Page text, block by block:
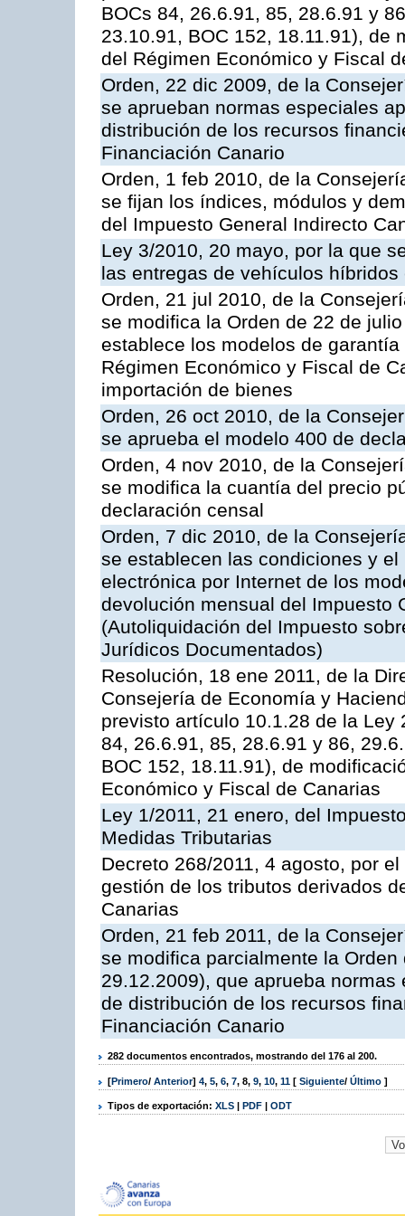
BOCs 84, 26.6.91, 85, 28.6.91 y
23.10.91, BOC 152, 18.11.91), de
del Régimen Económico y Fiscal
Orden, 22 dic 2009, de la
se aprueban normas especiales
distribución de los recursos
Financiación Canario
Orden, 1 feb 2010, de la
se fijan los índices, módulos y
del Impuesto General Indirecto
Ley 3/2010, 20 mayo, por la que
las entregas de vehículos
Orden, 21 jul 2010, de la
se modifica la Orden de 22 de
establece los modelos de
Régimen Económico y Fiscal de
importación de bienes
Orden, 26 oct 2010, de la
se aprueba el modelo 400 de
Orden, 4 nov 2010, de la
se modifica la cuantía del precio
declaración censal
Orden, 7 dic 2010, de la
se establecen las condiciones y
electrónica por Internet de los
devolución mensual del Impuesto
(Autoliquidación del Impuesto
Jurídicos Documentados)
Resolución, 18 ene 2011, de la
Consejería de Economía y
previsto artículo 10.1.28 de la Ley
84, 26.6.91, 85, 28.6.91 y 86,
BOC 152, 18.11.91), de
Económico y Fiscal de Canarias
Ley 1/2011, 21 enero, del
Medidas Tributarias
Decreto 268/2011, 4 agosto, por
gestión de los tributos derivados
Canarias
Orden, 21 feb 2011, de la
se modifica parcialmente la
29.12.2009), que aprueba
de distribución de los recursos
Financiación Canario
282 documentos encontrados, mostrando del 176 al 200.
[Primero/ Anterior] 4, 5, 6, 7, 8, 9, 10, 11 [ Siguiente/ Último ]
Tipos de exportación: XLS | PDF | ODT